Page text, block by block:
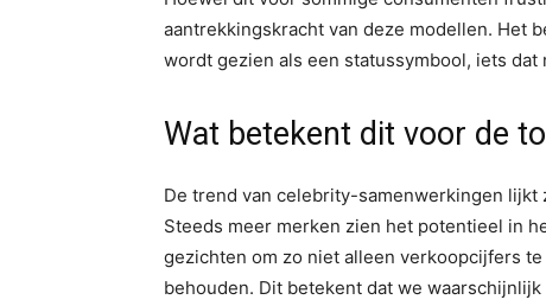
aantrekkingskracht van deze modellen. Het
wordt gezien als een statussymbool, iets
Wat betekent dit voor de
De trend van celebrity-samenwerkingen
Steeds meer merken zien het potentieel in
gezichten om zo niet alleen verkoopcijfers
behouden. Dit betekent dat we